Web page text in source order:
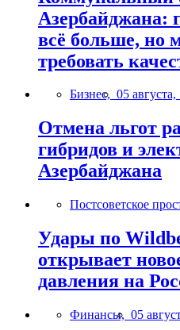
Азербайджана:
всё больше, но
требовать
Бизнес, 05
Отмена льгот
гибридов и
Азербайджана
Постсоветское
Удары по
открывает
давления на
Финансы, 05